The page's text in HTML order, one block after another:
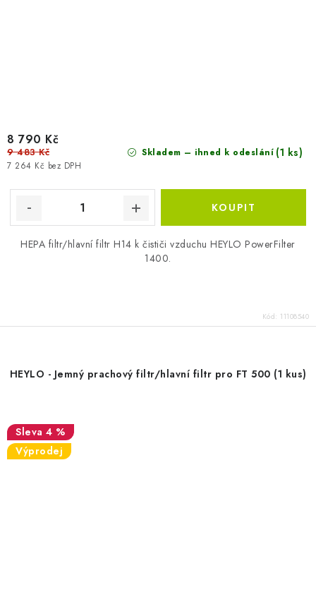
Skladem – ihned k odeslání (1 ks)
7 264 Kč bez DPH
8 790 Kč
9 483 Kč
HEPA filtr/hlavní filtr H14 k čističi vzduchu HEYLO PowerFilter
1400.
Kód: 11108540
HEYLO - Jemný prachový filtr/hlavní filtr pro FT 500 (1 kus)
4 %
Výprodej